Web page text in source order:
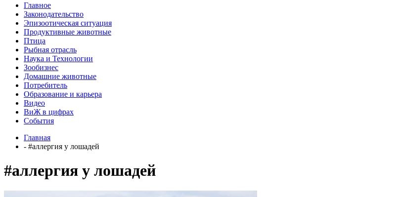
Главное
Законодательство
Эпизоотическая ситуация
Продуктивные животные
Птица
Рыбная отрасль
Наука и Технологии
Зообизнес
Домашние животные
Потребитель
Образование и карьера
Видео
ВиЖ в цифрах
События
Главная
- #аллергия у лошадей
#аллергия у лошадей